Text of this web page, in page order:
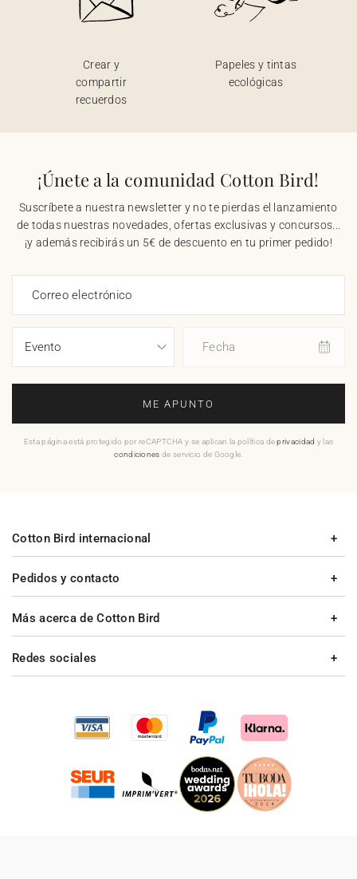
Crear y
compartir
recuerdos
Papeles y tintas
ecológicas
¡Únete a la comunidad Cotton Bird!
Suscríbete a nuestra newsletter y no te pierdas el lanzamiento
de todas nuestras novedades, ofertas exclusivas y concursos...
¡y además recibirás un 5€ de descuento en tu primer pedido!
Correo electrónico
Fecha
ME APUNTO
Esta página está protegido por reCAPTCHA y se aplican la política deprivacidad y las
condiciones de servicio de Google.
Pedidos y contacto
Más acerca de Cotton Bird
Cotton Bird internacional
Redes sociales